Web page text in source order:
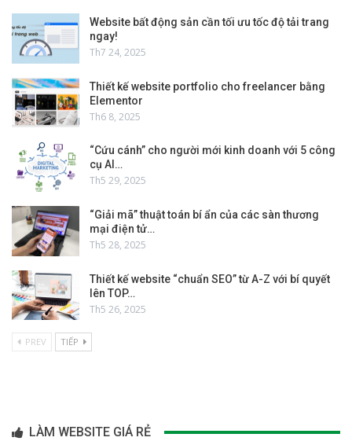
Website bất động sản cần tối ưu tốc độ tải trang
ngay!
Th7 24, 2025
Thiết kế website portfolio cho freelancer bằng
Elementor
Th6 8, 2025
“Cứu cánh” cho người mới kinh doanh với 5 công
cụ AI…
Th5 29, 2025
“Giải mã” thuật toán bí ẩn của các sàn thương
mại điện tử…
Th5 28, 2025
Thiết kế website “chuẩn SEO” từ A-Z với bí quyết
lên TOP…
Th5 26, 2025
PREV TIẾP
LÀM WEBSITE GIÁ RẺ